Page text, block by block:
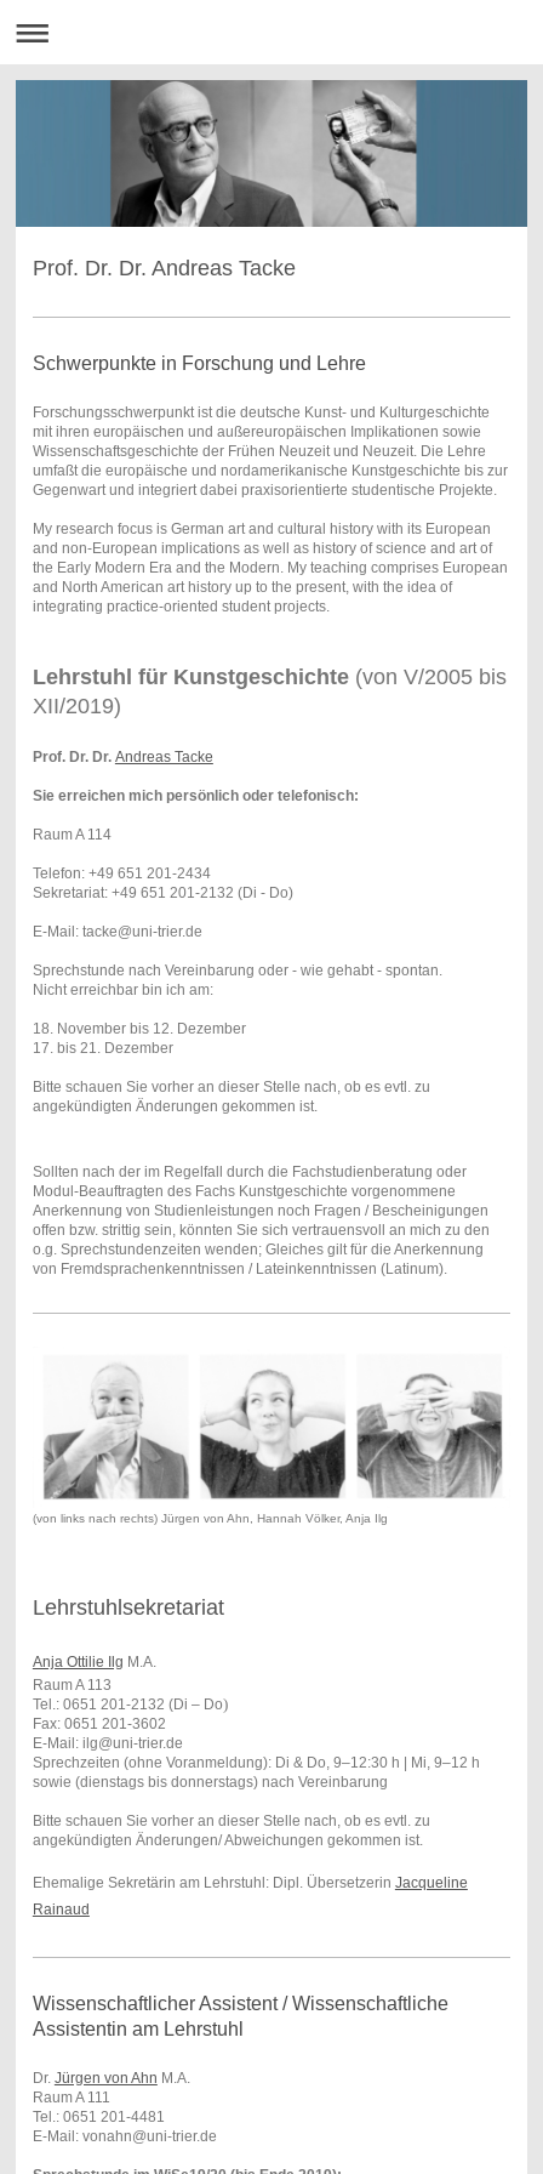
Prof. Dr. Dr. Andreas Tacke
Schwerpunkte in Forschung und Lehre
Forschungsschwerpunkt ist die deutsche Kunst- und Kulturgeschichte
mit ihren europäischen und außereuropäischen Implikationen sowie
Wissenschaftsgeschichte der Frühen Neuzeit und Neuzeit. Die Lehre
umfaßt die europäische und nordamerikanische Kunstgeschichte bis zur
Gegenwart und integriert dabei praxisorientierte studentische Projekte.
My research focus is German art and cultural history with its European
and non-European implications as well as history of science and art of
the Early Modern Era and the Modern. My teaching comprises European
and North American art history up to the present, with the idea of
integrating practice-oriented student projects.
Lehrstuhl für Kunstgeschichte(von V/2005 bis
XII/2019)
Prof. Dr. Dr. Andreas Tacke
Sie erreichen mich persönlich oder telefonisch:
Raum A 114
Telefon: +49 651 201-2434
Sekretariat: +49 651 201-2132 (Di - Do)
E-Mail: tacke@uni-trier.de
Sprechstunde nach Vereinbarung oder - wie gehabt - spontan.
Nicht erreichbar bin ich am:
18. November bis 12. Dezember
17. bis 21. Dezember
Bitte schauen Sie vorher an dieser Stelle nach, ob es evtl. zu
angekündigten Änderungen gekommen ist.
Sollten nach der im Regelfall durch die Fachstudienberatung oder
Modul-Beauftragten des Fachs Kunstgeschichte vorgenommene
Anerkennung von Studienleistungen noch Fragen / Bescheinigungen
offen bzw. strittig sein, könnten Sie sich vertrauensvoll an mich zu den
o.g. Sprechstundenzeiten wenden; Gleiches gilt für die Anerkennung
von Fremdsprachenkenntnissen / Lateinkenntnissen (Latinum).
(von links nach rechts) Jürgen von Ahn, Hannah Völker, Anja Ilg
Lehrstuhlsekretariat
Anja Ottilie Ilg M.A.
Raum A 113
Tel.: 0651 201-2132 (Di – Do)
Fax: 0651 201-3602
E-Mail: ilg@uni-trier.de
Sprechzeiten (ohne Voranmeldung): Di & Do, 9–12:30 h | Mi, 9–12 h
sowie (dienstags bis donnerstags) nach Vereinbarung
Bitte schauen Sie vorher an dieser Stelle nach, ob es evtl. zu
angekündigten Änderungen/ Abweichungen gekommen ist.
Ehemalige Sekretärin am Lehrstuhl: Dipl. Übersetzerin Jacqueline
Rainaud
Wissenschaftlicher Assistent / Wissenschaftliche
Assistentin am Lehrstuhl
Dr. Jürgen von Ahn M.A.
Raum A 111
Tel.: 0651 201-4481
E-Mail: vonahn@uni-trier.de